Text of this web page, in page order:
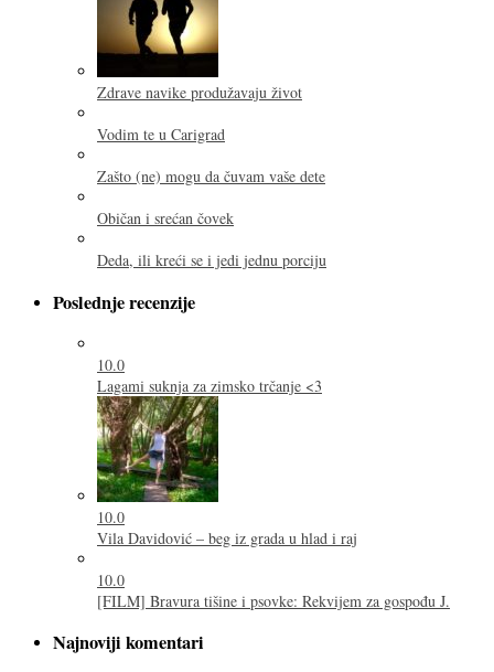
Zdrave navike produžavaju život
Vodim te u Carigrad
Zašto (ne) mogu da čuvam vaše dete
Običan i srećan čovek
Deda, ili kreći se i jedi jednu porciju
Poslednje recenzije
10.0
Lagami suknja za zimsko trčanje <3
10.0
Vila Davidović – beg iz grada u hlad i raj
10.0
[FILM] Bravura tišine i psovke: Rekvijem za gospođu J.
Najnoviji komentari